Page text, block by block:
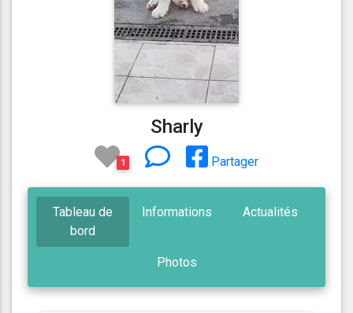
Sharly
1 Partager
Tableau de
bord
Informations Actualités
Photos